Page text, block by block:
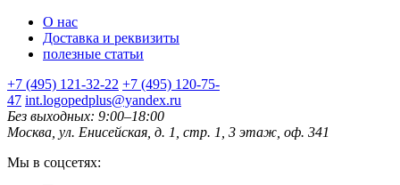
О нас
Доставка и реквизиты
полезные статьи
+7 (495) 121-32-22 +7 (495) 120-75-
47 int.logopedplus@yandex.ru
Без выходных: 9:00–18:00
Москва, ул. Енисейская, д. 1, стр. 1, 3 этаж, оф. 341
Мы в соцсетях: